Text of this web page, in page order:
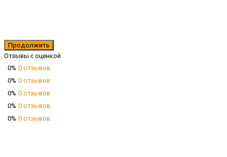
Продолжить
Отзывы с оценкой
0% 0 отзывов
0% 0 отзывов
0% 0 отзывов
0% 0 отзывов
0% 0 отзывов